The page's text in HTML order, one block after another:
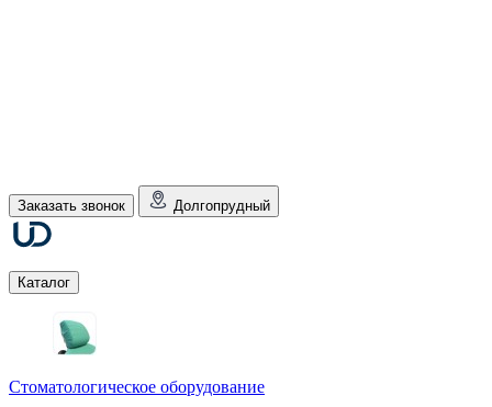
Заказать звонок Долгопрудный
Каталог
Стоматологическое оборудование